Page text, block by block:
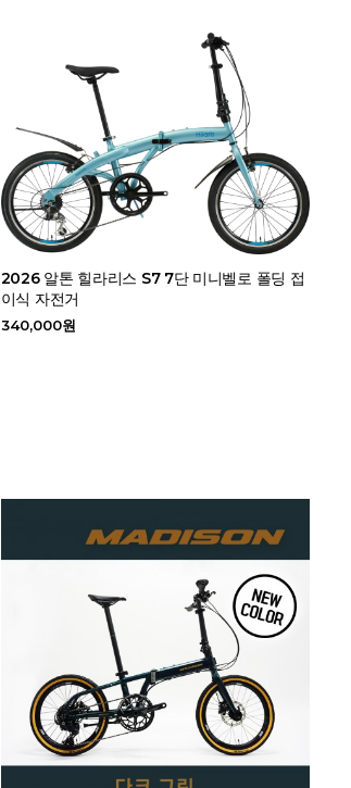
2026 알톤 힐라리스 S7 7단 미니벨로 폴딩 접
이식 자전거
340,000원